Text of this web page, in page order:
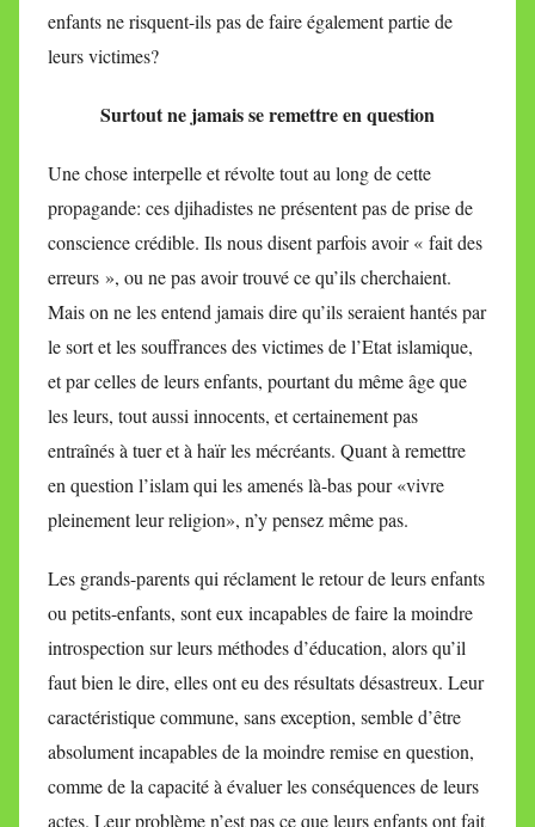
enfants ne risquent-ils pas de faire également partie de
leurs victimes?
Surtout ne jamais se remettre en question
Une chose interpelle et révolte tout au long de cette
propagande: ces djihadistes ne présentent pas de prise de
conscience crédible. Ils nous disent parfois avoir « fait des
erreurs », ou ne pas avoir trouvé ce qu’ils cherchaient.
Mais on ne les entend jamais dire qu’ils seraient hantés par
le sort et les souffrances des victimes de l’Etat islamique,
et par celles de leurs enfants, pourtant du même âge que
les leurs, tout aussi innocents, et certainement pas
entraînés à tuer et à haïr les mécréants. Quant à remettre
en question l’islam qui les amenés là-bas pour «vivre
pleinement leur religion», n’y pensez même pas.
Les grands-parents qui réclament le retour de leurs enfants
ou petits-enfants, sont eux incapables de faire la moindre
introspection sur leurs méthodes d’éducation, alors qu’il
faut bien le dire, elles ont eu des résultats désastreux. Leur
caractéristique commune, sans exception, semble d’être
absolument incapables de la moindre remise en question,
comme de la capacité à évaluer les conséquences de leurs
actes. Leur problème n’est pas ce que leurs enfants ont fait